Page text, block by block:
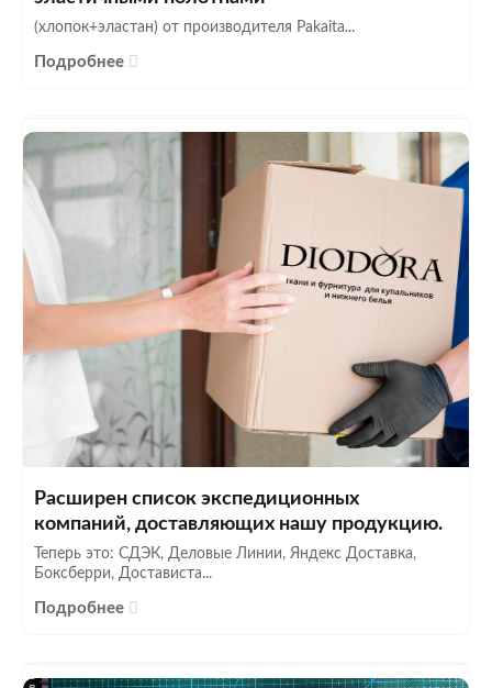
(хлопок+эластан) от производителя Pakaita...
Подробнее
Расширен список экспедиционных
компаний, доставляющих нашу продукцию.
Теперь это: СДЭК, Деловые Линии, Яндекс Доставка,
Боксберри, Достависта...
Подробнее